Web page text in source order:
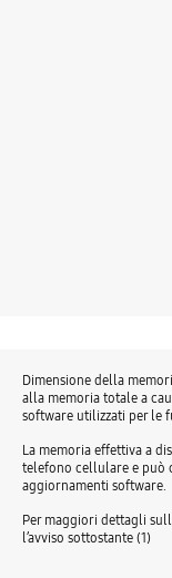
Dimensione della
alla memoria totale a
software utilizzati per le
La memoria effettiva a
telefono cellulare e può
aggiornamenti software.
Per maggiori dettagli
l’avviso sottostante (1)